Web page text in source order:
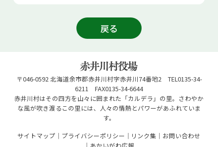
戻る
〒046-0592 北海道余市郡赤井川村字赤井川74番地2 TEL0135-34-
6211 FAX0135-34-6644
赤井川村はその四方を山々に囲まれた「カルデラ」の里。さわやか
な風が吹き渡るこの里には、人々の情熱とパワーがあふれていま
す。
サイトマップ
プライバシーポリシー リンク集
お問い合わせ